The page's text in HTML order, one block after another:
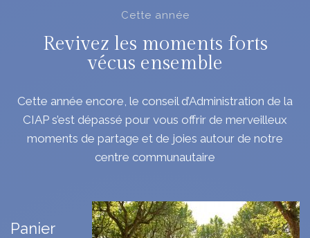
Cette année
Revivez les moments forts
vécus ensemble
Cette année encore, le conseil d’Administration de la
CIAP s’est dépassé pour vous offrir de merveilleux
moments de partage et de joies autour de notre
centre communautaire
Panier